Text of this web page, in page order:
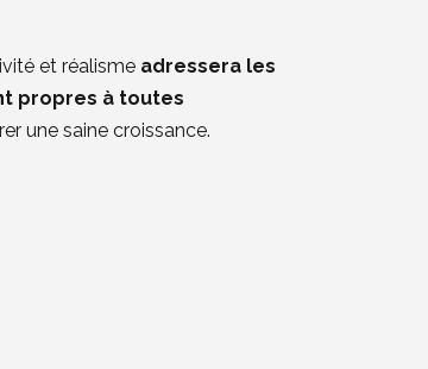
et réalisme adressera les
propres à toutes
une saine croissance.